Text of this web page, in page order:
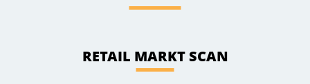
RETAIL MARKT SCAN